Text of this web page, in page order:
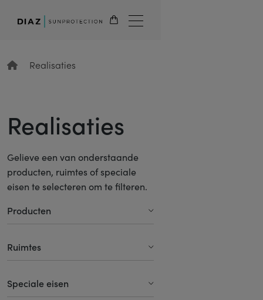
Realisaties
Realisaties
Gelieve een van onderstaande
producten, ruimtes of speciale
eisen te selecteren om te filteren.
Producten
Verticale Jaloezieën
Horizontale Jaloezieën Hout
Ruimtes
Living
Speciale eisen